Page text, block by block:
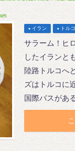
イラン トルコ
サラーム！ヒ
したイランと
陸路トルコへ
ズはトルコに
国際バスがあ